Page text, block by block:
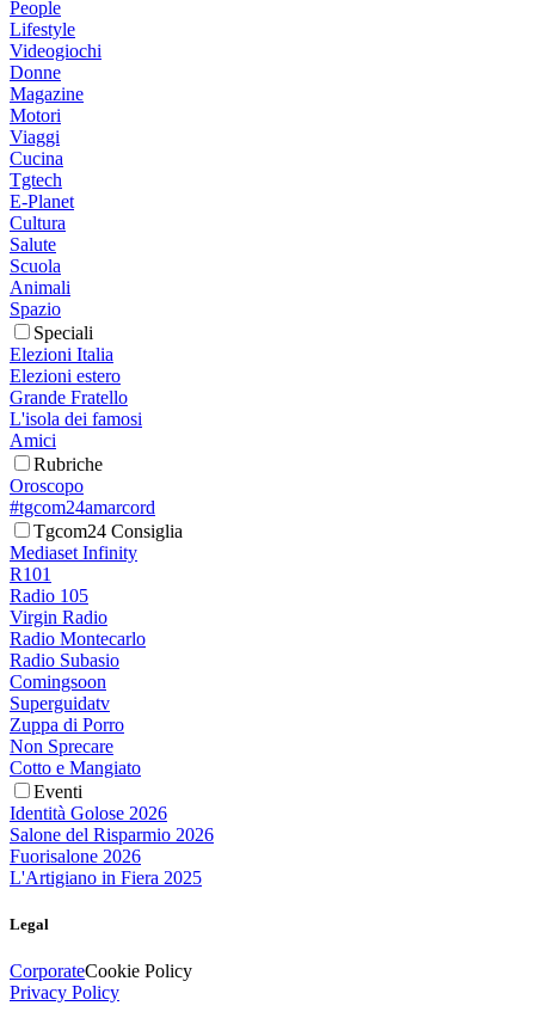
People
Lifestyle
Videogiochi
Donne
Magazine
Motori
Viaggi
Cucina
Tgtech
E-Planet
Cultura
Salute
Scuola
Animali
Spazio
Speciali
Elezioni Italia
Elezioni estero
Grande Fratello
L'isola dei famosi
Amici
Rubriche
Oroscopo
#tgcom24amarcord
Tgcom24 Consiglia
Mediaset Infinity
R101
Radio 105
Virgin Radio
Radio Montecarlo
Radio Subasio
Comingsoon
Superguidatv
Zuppa di Porro
Non Sprecare
Cotto e Mangiato
Eventi
Identità Golose 2026
Salone del Risparmio 2026
Fuorisalone 2026
L'Artigiano in Fiera 2025
Legal
CorporateCookie Policy
Privacy Policy